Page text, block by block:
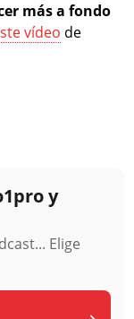
más a fondo
vídeo de
y
Elige